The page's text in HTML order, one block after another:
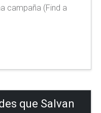
campaña (Find a
que Salvan